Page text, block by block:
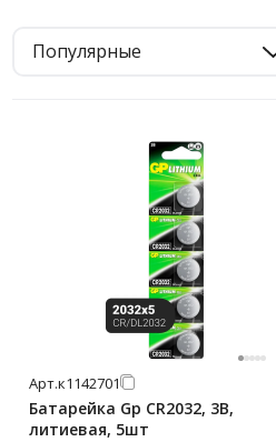
Популярные
Арт.к1142701
Батарейка Gp CR2032, 3В,
литиевая, 5шт